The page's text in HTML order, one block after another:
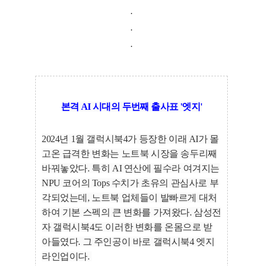
.
.
.
본격 AI 시대의 두번째 출사표 '엣지'
2024년 1월 갤럭시북4가 등장한 이래 AI가 몰
고온 급격한 변화는 노트북 시장을 송두리째
바꿔놓았다. 특히 AI 연산에 필수라 여겨지는
NPU 코어의 Tops 수치가 초유의 관심사로 부
각되었는데, 노트북 업체들이 발빠르게 대처
하여 기본 스펙의 큰 변화를 가져왔다. 삼성전
자 갤럭시북4도 이러한 변화를 온몸으로 받
아들였다. 그 주인공이 바로 갤럭시북4 엣지
라인업이다.